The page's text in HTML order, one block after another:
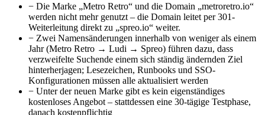
− Die Marke „Metro Retro“ und die Domain „metroretro.io“
werden nicht mehr genutzt – die Domain leitet per 301-
Weiterleitung direkt zu „spreo.io“ weiter.
− Zwei Namensänderungen innerhalb von weniger als einem
Jahr (Metro Retro → Ludi → Spreo) führen dazu, dass
verzweifelte Suchende einem sich ständig ändernden Ziel
hinterherjagen; Lesezeichen, Runbooks und SSO-
Konfigurationen müssen alle aktualisiert werden
− Unter der neuen Marke gibt es kein eigenständiges
kostenloses Angebot – stattdessen eine 30-tägige Testphase,
danach kostenpflichtig